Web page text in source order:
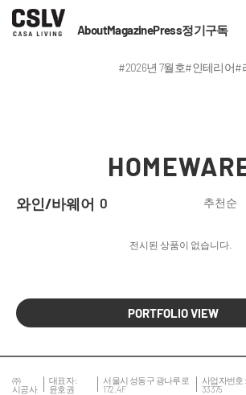
AboutMagazinePress정기구독
#2026년 7월호#인테리어#
와인/바웨어 0
전시된 상품이 없습니다.
PORTFOLIO VIEW
㈜
시공사
대표자 :
윤호권
서울시 성동구 광나루로
172, 4F
사업자번호
33375